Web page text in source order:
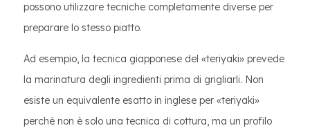
possono utilizzare tecniche completamente diverse per
preparare lo stesso piatto.
Ad esempio, la tecnica giapponese del «teriyaki» prevede
la marinatura degli ingredienti prima di grigliarli. Non
esiste un equivalente esatto in inglese per «teriyaki»
perché non è solo una tecnica di cottura, ma un profilo